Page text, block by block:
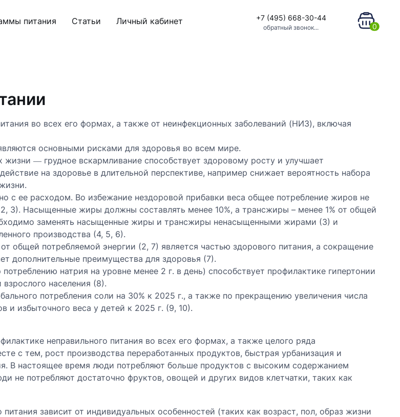
питания Статьи Личный кабинет +7 (495) 668-30-44
обратный звонок... 0
во всех его формах, а также от неинфекционных заболеваний (НИЗ), включая
основными рисками для здоровья во всем мире.
― грудное вскармливание способствует здоровому росту и улучшает
на здоровье в длительной перспективе, например снижает вероятность набора
с ее расходом. Во избежание нездоровой прибавки веса общее потребление жиров не
3). Насыщенные жиры должны составлять менее 10%, а трансжиры – менее 1% от общей
заменять насыщенные жиры и трансжиры ненасыщенными жирами (3) и
производства (4, 5, 6).
общей потребляемой энергии (2, 7) является частью здорового питания, а сокращение
дополнительные преимущества для здоровья (7).
натрия на уровне менее 2 г. в день) способствует профилактике гипертонии
населения (8).
потребления соли на 30% к 2025 г., а также по прекращению увеличения числа
и избыточного веса у детей к 2025 г. (9, 10).
неправильного питания во всех его формах, а также целого ряда
с тем, рост производства переработанных продуктов, быстрая урбанизация и
В настоящее время люди потребляют больше продуктов с высоким содержанием
не потребляют достаточно фруктов, овощей и других видов клетчатки, таких как
зависит от индивидуальных особенностей (таких как возраст, пол, образ жизни